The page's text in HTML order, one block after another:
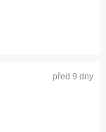
před 9 dny